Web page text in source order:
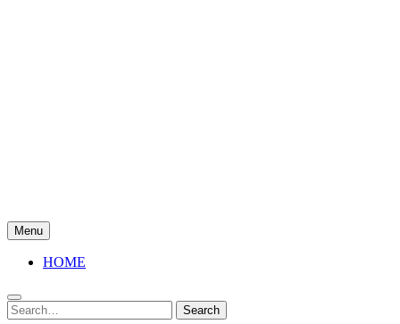
Menu
HOME
Search
for:
Search